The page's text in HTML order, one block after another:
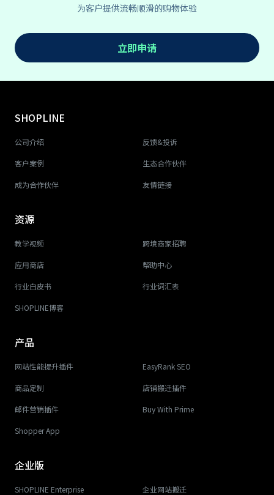
为客户提供流畅顺滑的购物体验
立即申请
SHOPLINE
公司介绍 反馈&投诉
客户案例 生态合作伙伴
成为合作伙伴 友情链接
资源
教学视频 跨境商家招聘
应用商店 帮助中心
行业白皮书 行业词汇表
SHOPLINE博客
产品
网站性能提升插件 EasyRank SEO
商品定制 店铺搬迁插件
邮件营销插件 Buy With Prime
Shopper App
企业版
SHOPLINE Enterprise 企业网站搬迁